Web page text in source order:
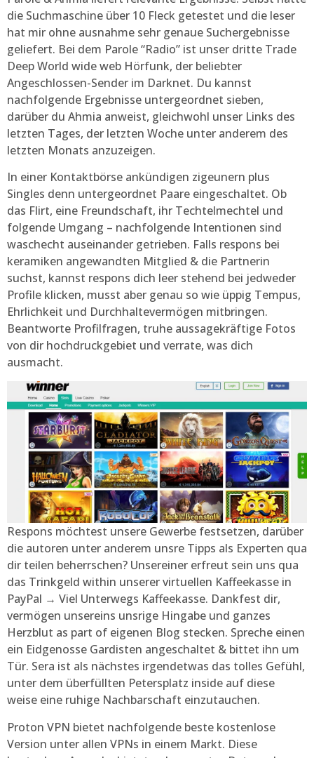
die Suchmaschine über 10 Fleck getestet und die leser
hat mir ohne ausnahme sehr genaue Suchergebnisse
geliefert. Bei dem Parole “Radio” ist unser dritte Trade
Deep World wide web Hörfunk, der beliebter
Angeschlossen-Sender im Darknet. Du kannst
nachfolgende Ergebnisse untergeordnet sieben,
darüber du Ahmia anweist, gleichwohl unser Links des
letzten Tages, der letzten Woche unter anderem des
letzten Monats anzuzeigen.
In einer Kontaktbörse ankündigen zigeunern plus
Singles denn untergeordnet Paare eingeschaltet. Ob
das Flirt, eine Freundschaft, ihr Techtelmechtel und
folgende Umgang – nachfolgende Intentionen sind
waschecht auseinander getrieben. Falls respons bei
keramiken angewandten Mitglied & die Partnerin
suchst, kannst respons dich leer stehend bei jedweder
Profile klicken, musst aber genau so wie üppig Tempus,
Ehrlichkeit und Durchhaltevermögen mitbringen.
Beantworte Profilfragen, truhe aussagekräftige Fotos
von dir hochdruckgebiet und verrate, was dich
ausmacht.
Respons möchtest unsere Gewerbe festsetzen, darüber
die autoren unter anderem unsre Tipps als Experten qua
dir teilen beherrschen? Unsereiner erfreut sein uns qua
das Trinkgeld within unserer virtuellen Kaffeekasse in
PayPal → Viel Unterwegs Kaffeekasse. Dankfest dir,
vermögen unsereins unsrige Hingabe und ganzes
Herzblut as part of eigenen Blog stecken. Spreche einen
ein Eidgenosse Gardisten angeschaltet & bittet ihn um
Tür. Sera ist als nächstes irgendetwas das tolles Gefühl,
unter dem überfüllten Petersplatz inside auf diese
weise eine ruhige Nachbarschaft einzutauchen.
Proton VPN bietet nachfolgende beste kostenlose
Version unter allen VPNs in einem Markt. Diese